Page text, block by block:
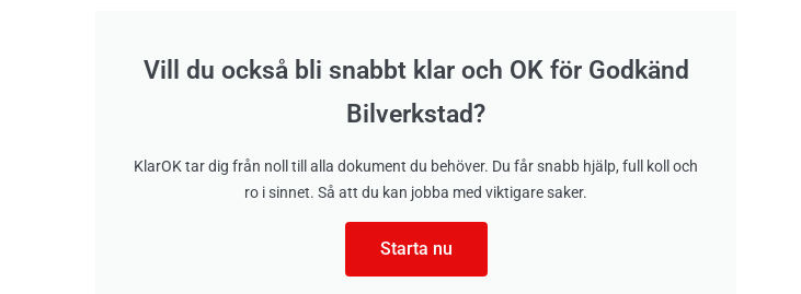
Vill du också bli snabbt klar och OK för Godkänd
Bilverkstad?
KlarOK tar dig från noll till alla dokument du behöver. Du får snabb hjälp, full koll och
ro i sinnet. Så att du kan jobba med viktigare saker.
Starta nu